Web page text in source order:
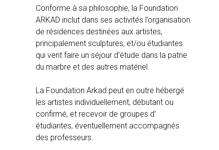
Conforme à sa philosophie, la Foundation
ARKAD inclut dans ses activités l’organisation
de résidences destinées aux artistes,
principalement sculptures, et/ou étudiantes
qui vent faire un séjour d’étude dans la patrie
du marbre et des autres matériel.
La Foundation Arkad peut en outre hébergé
les artistes individuellement, débutant ou
confirmé, et recevoir de groupes d’
étudiantes, éventuellement accompagnés
des professeurs.